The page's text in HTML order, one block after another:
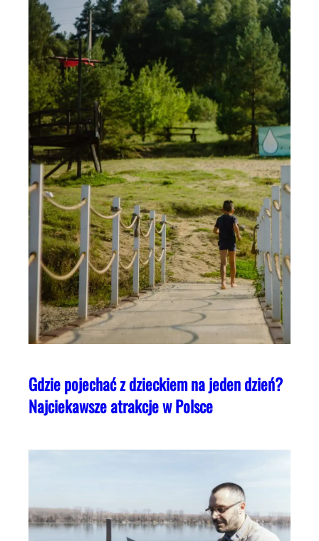
Gdzie pojechać z dzieckiem na jeden dzień?
Najciekawsze atrakcje w Polsce